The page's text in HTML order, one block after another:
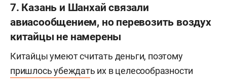
7. Казань и Шанхай связали
авиасообщением, но перевозить воздух
китайцы не намерены
Китайцы умеют считать деньги, поэтому
пришлось убеждать их в целесообразности